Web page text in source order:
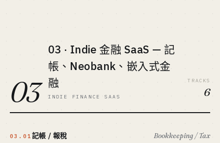
最適合 · BEST FIT
持牌 + Crypto-native 雙修
查看深度分析 →
資金底線 · CAPITAL
$0-10K
GTM · SALES MOTION
Twitter / Substack 長內容引流
標竿 · BENCHMARK
最適合 · BEST FIT
Ex-buyside / 行業老炮 + 寫作能力
03
03 · Indie 金融 SaaS — 記
帳、Neobank、嵌入式金
融
INDIE FINANCE SAAS
TRACKS
6
03.01 記帳 / 報稅 Bookkeeping / Tax